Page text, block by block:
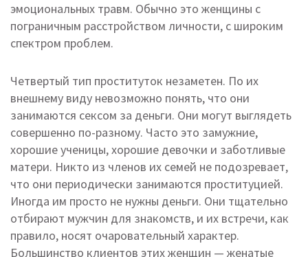
эмоциональных травм. Обычно это женщины с
пограничным расстройством личности, с широким
спектром проблем.
Четвертый тип проституток незаметен. По их
внешнему виду невозможно понять, что они
занимаются сексом за деньги. Они могут выглядеть
совершенно по-разному. Часто это замужние,
хорошие ученицы, хорошие девочки и заботливые
матери. Никто из членов их семей не подозревает,
что они периодически занимаются проституцией.
Иногда им просто не нужны деньги. Они тщательно
отбирают мужчин для знакомств, и их встречи, как
правило, носят очаровательный характер.
Большинство клиентов этих женщин — женатые